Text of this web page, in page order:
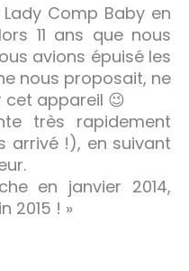
Comp Baby en
11 ans que nous
avions épuisé les
nous proposait, ne
cet appareil 😉
très rapidement
arrivé !), en suivant
en janvier 2014,
2015 ! »